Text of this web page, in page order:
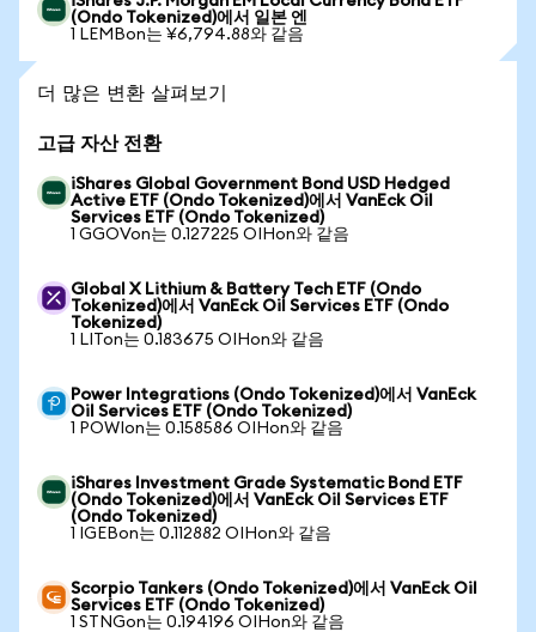
(Ondo Tokenized)에서 일본 엔
1 LEMBon는 ¥6,794.88와 같음
더 많은 변환 살펴보기
고급 자산 전환
iShares Global Government Bond USD Hedged
Active ETF (Ondo Tokenized)에서 VanEck Oil
Services ETF (Ondo Tokenized)
1 GGOVon는 0.127225 OIHon와 같음
Global X Lithium & Battery Tech ETF (Ondo
Tokenized)에서 VanEck Oil Services ETF (Ondo
Tokenized)
1 LITon는 0.183675 OIHon와 같음
Power Integrations (Ondo Tokenized)에서 VanEck
Oil Services ETF (Ondo Tokenized)
1 POWIon는 0.158586 OIHon와 같음
iShares Investment Grade Systematic Bond ETF
(Ondo Tokenized)에서 VanEck Oil Services ETF
(Ondo Tokenized)
1 IGEBon는 0.112882 OIHon와 같음
Scorpio Tankers (Ondo Tokenized)에서 VanEck Oil
Services ETF (Ondo Tokenized)
1 STNGon는 0.194196 OIHon와 같음